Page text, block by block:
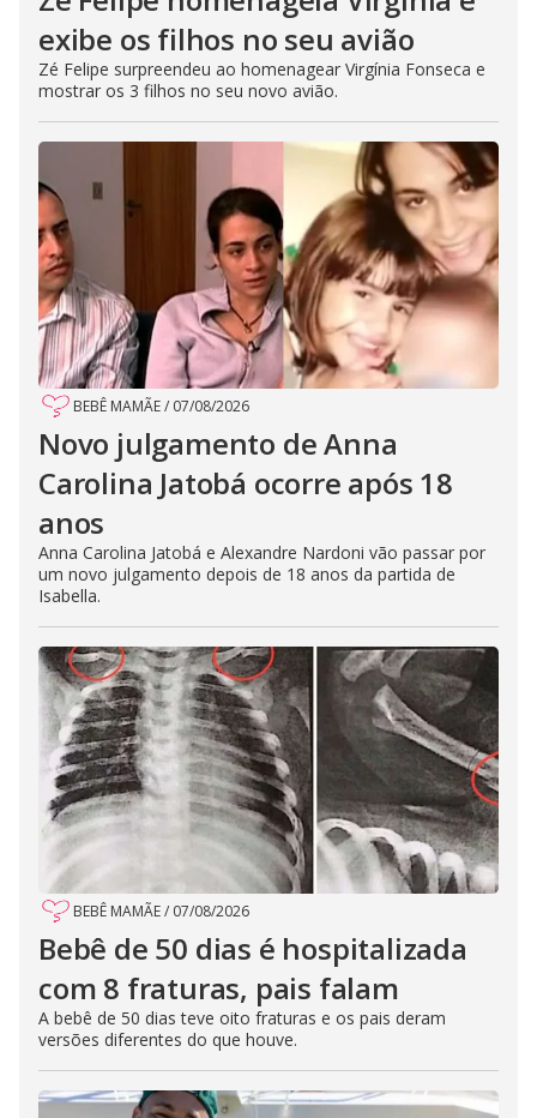
exibe os filhos no seu avião
Zé Felipe surpreendeu ao homenagear Virgínia Fonseca e
mostrar os 3 filhos no seu novo avião.
BEBÊ MAMÃE/ 07/08/2026
Novo julgamento de Anna
Carolina Jatobá ocorre após 18
anos
Anna Carolina Jatobá e Alexandre Nardoni vão passar por
um novo julgamento depois de 18 anos da partida de
Isabella.
BEBÊ MAMÃE/ 07/08/2026
Bebê de 50 dias é hospitalizada
com 8 fraturas, pais falam
A bebê de 50 dias teve oito fraturas e os pais deram
versões diferentes do que houve.